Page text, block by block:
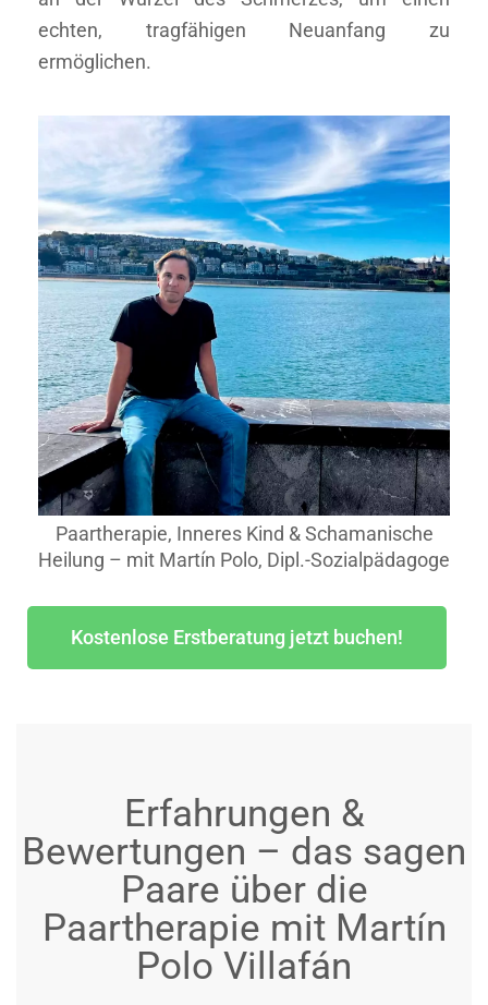
echten, tragfähigen Neuanfang zu
ermöglichen.
Paartherapie, Inneres Kind & Schamanische
Heilung – mit Martín Polo, Dipl.-Sozialpädagoge
Kostenlose Erstberatung jetzt buchen!
Erfahrungen &
Bewertungen – das sagen
Paare über die
Paartherapie mit Martín
Polo Villafán